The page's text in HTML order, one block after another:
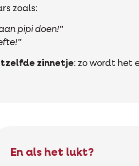
zoals:
pipi doen!”
zinnetje: zo wordt het
En als het lukt?